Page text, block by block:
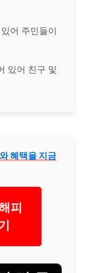
어 주민들이
있어 친구 및
혜택을 지금
피